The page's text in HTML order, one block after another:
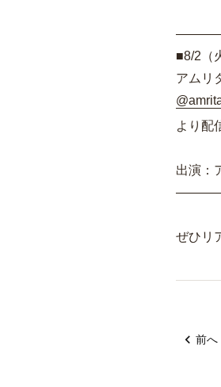
■8/2（
アムリ
より配
出演：
ぜひリ
前へ